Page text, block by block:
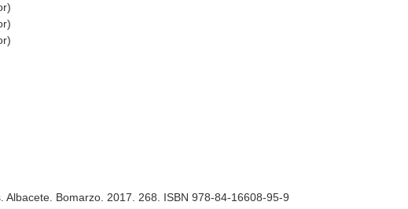
Bomarzo. 2017. 268. ISBN 978-84-16608-95-9